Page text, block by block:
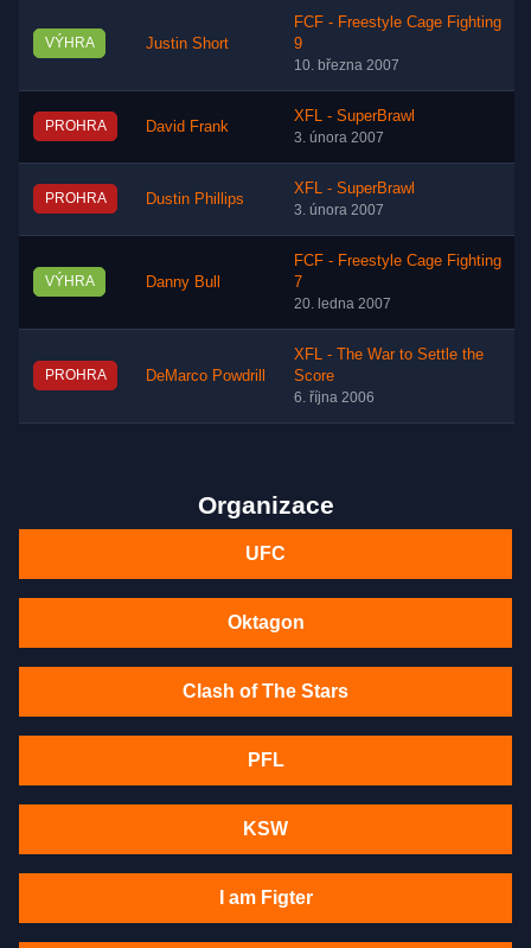
VÝHRA Justin Short
FCF - Freestyle Cage Fighting
9
10. března 2007
PROHRA David Frank
XFL - SuperBrawl
3. února 2007
PROHRA Dustin Phillips
XFL - SuperBrawl
3. února 2007
VÝHRA Danny Bull
FCF - Freestyle Cage Fighting
7
20. ledna 2007
PROHRA DeMarco Powdrill
XFL - The War to Settle the
Score
6. října 2006
Organizace
UFC
Oktagon
Clash of The Stars
PFL
KSW
I am Figter